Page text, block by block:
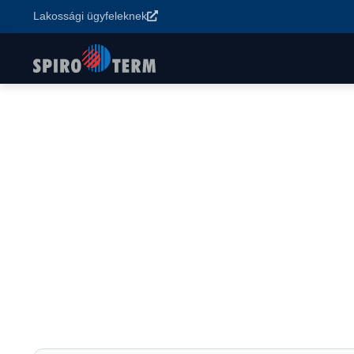
Lakossági ügyfeleknek